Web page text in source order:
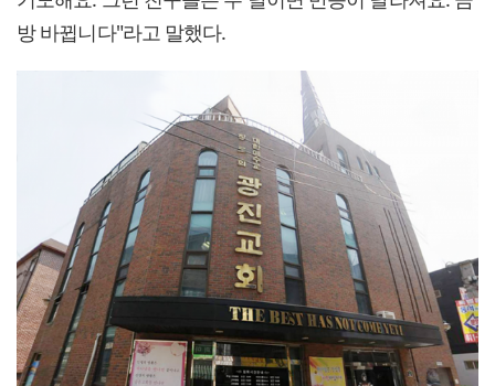
방 바뀝니다"라고 말했다.